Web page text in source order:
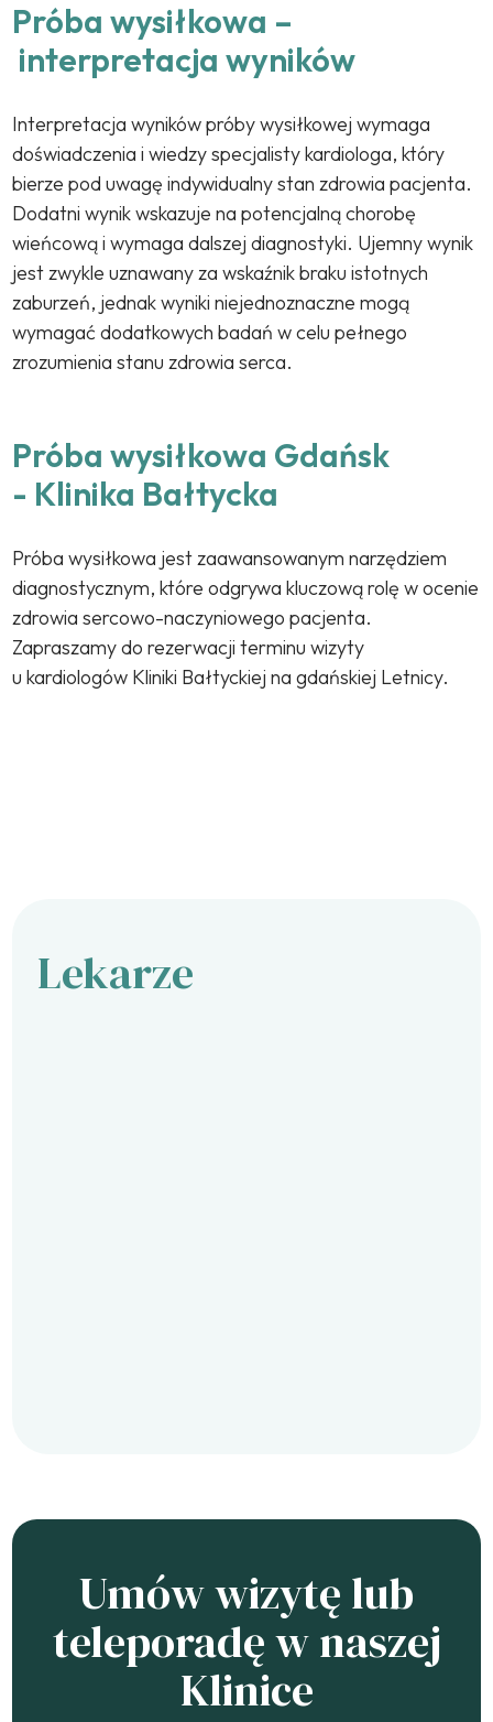
Próba wysiłkowa –
interpretacja wyników
Interpretacja wyników próby wysiłkowej wymaga
doświadczenia i wiedzy specjalisty kardiologa, który
bierze pod uwagę indywidualny stan zdrowia pacjenta.
Dodatni wynik wskazuje na potencjalną chorobę
wieńcową i wymaga dalszej diagnostyki. Ujemny wynik
jest zwykle uznawany za wskaźnik braku istotnych
zaburzeń, jednak wyniki niejednoznaczne mogą
wymagać dodatkowych badań w celu pełnego
zrozumienia stanu zdrowia serca.
Próba wysiłkowa Gdańsk
- Klinika Bałtycka
Próba wysiłkowa jest zaawansowanym narzędziem
diagnostycznym, które odgrywa kluczową rolę w ocenie
zdrowia sercowo-naczyniowego pacjenta.
Zapraszamy do rezerwacji terminu wizyty
u kardiologów Kliniki Bałtyckiej na gdańskiej Letnicy.
Lekarze
Umów wizytę lub
teleporadę w naszej
Klinice